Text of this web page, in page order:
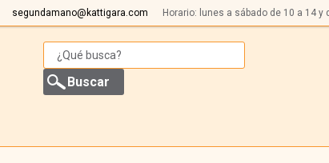
segundamano@kattigara.com Horario: lunes a sábado de 10 a 14 y